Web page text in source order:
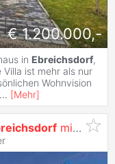
€ 1.200.000,-
in Ebreichsdorf,
ist mehr als nur
Wohnvision
... [Mehr]
mit Terrasse, Garage & moderner Ausstattung!